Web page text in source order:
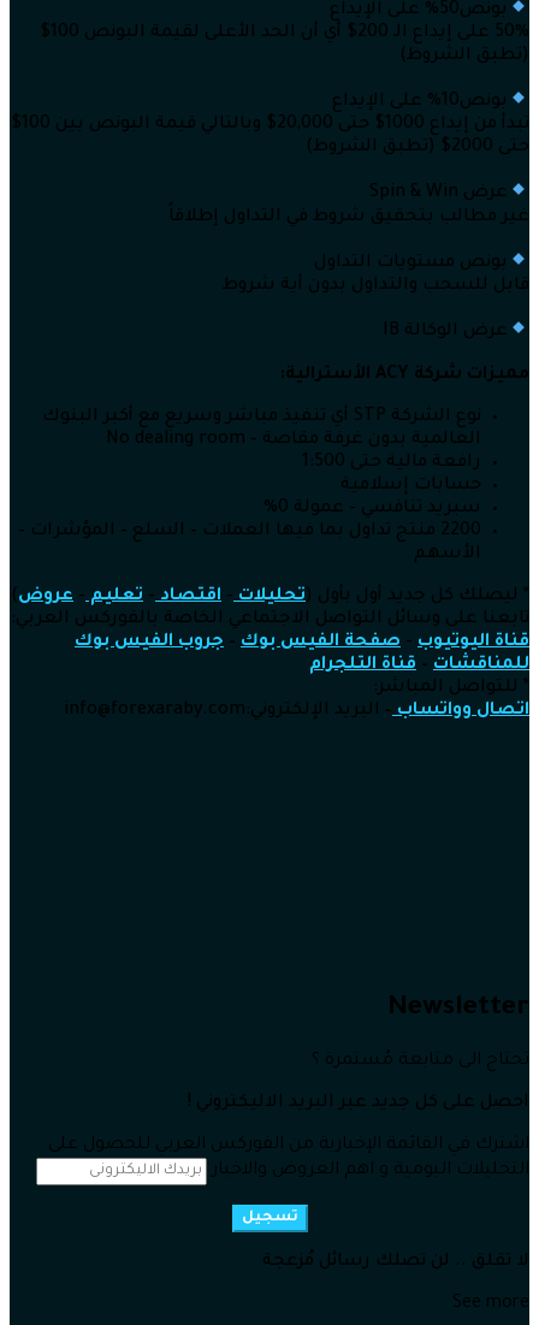
بونص50% على الإيداع
50% على إيداع الـ 200$ أي أن الحد الأعلى لقيمة البونص 100$
(تطبق الشروط)
بونص10% على الإيداع
تبدأ من إيداع 1000$ حتى 20,000$ وبالتالي قيمة البونص بين 100$
حتى 2000$ (تطبق الشروط)
عرض Spin & Win
غير مطالب بتحقيق شروط في التداول إطلاقاً
بونص مستويات التداول
قابل للسحب والتداول بدون أية شروط
عرض الوكالة IB
مميزات شركة ACY الأسترالية:
نوع الشركة STP أي تنفيذ مباشر وسريع مع أكبر البنوك
العالمية بدون غرفة مقاصة – No dealing room
رافعة مالية حتى 1:500
حسابات إسلامية
سبريد تنافسي – عمولة 0%
2200 منتج تداول بما فيها العملات – السلع – المؤشرات –
الأسهم
* ليصلك كل جديد أول بأول (تحليلات– اقتصاد– تعليم– عروض)
تابعنا على وسائل التواصل الاجتماعي الخاصة بالفوركس العربي:
قناة اليوتيوب – صفحة الفيس بوك – جروب الفيس بوك
للمناقشات – قناة التلجرام
* للتواصل المباشر:
اتصال وواتساب– البريد الإلكتروني:info@forexaraby.com
Newsletter
تحتاج الى متابعة مُستمرة ؟
احصل على كل جديد عبر البريد الاليكتروني !
اشترك في القائمة الإخبارية من الفوركس العربي للحصول على
التحليلات اليومية و اهم العروض والاخبار
تسجيل
لا تقلق .. لن تصلك رسائل مُزعجة
See more